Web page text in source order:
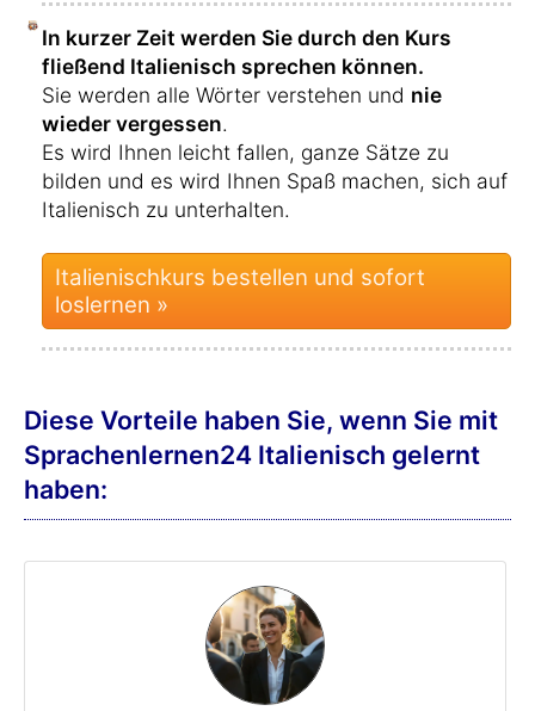
In kurzer Zeit werden Sie durch den Kurs
fließend Italienisch sprechen können.
Sie werden alle Wörter verstehen und nie
wieder vergessen.
Es wird Ihnen leicht fallen, ganze Sätze zu
bilden und es wird Ihnen Spaß machen, sich auf
Italienisch zu unterhalten.
Italienischkurs bestellen und sofort
loslernen »
Diese Vorteile haben Sie, wenn Sie mit
Sprachenlernen24 Italienisch gelernt
haben: